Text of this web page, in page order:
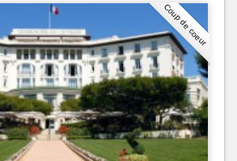
Coup de coeur